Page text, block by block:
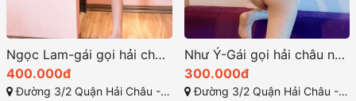
Ngọc Lam-gái gọi hải châu ngon chuẩn đáng check
400.000đ
Đường 3/2 Quận Hải Châu - Đà Nẵng
Như Ý-Gái gọi hải châu nét đáng yêu và tràn đầy sự quyến rũ
300.000đ
Đường 3/2 Quận Hải Châu - Đà Nẵng